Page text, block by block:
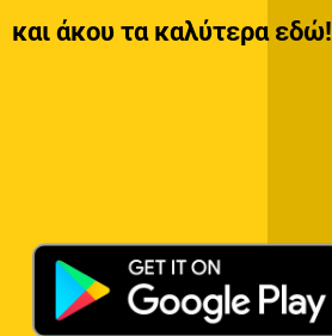
και άκου τα καλύτερα εδώ!